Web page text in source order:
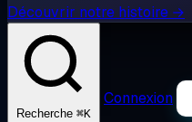
Découvrir notre histoire →
Recherche ⌘K
Connexion